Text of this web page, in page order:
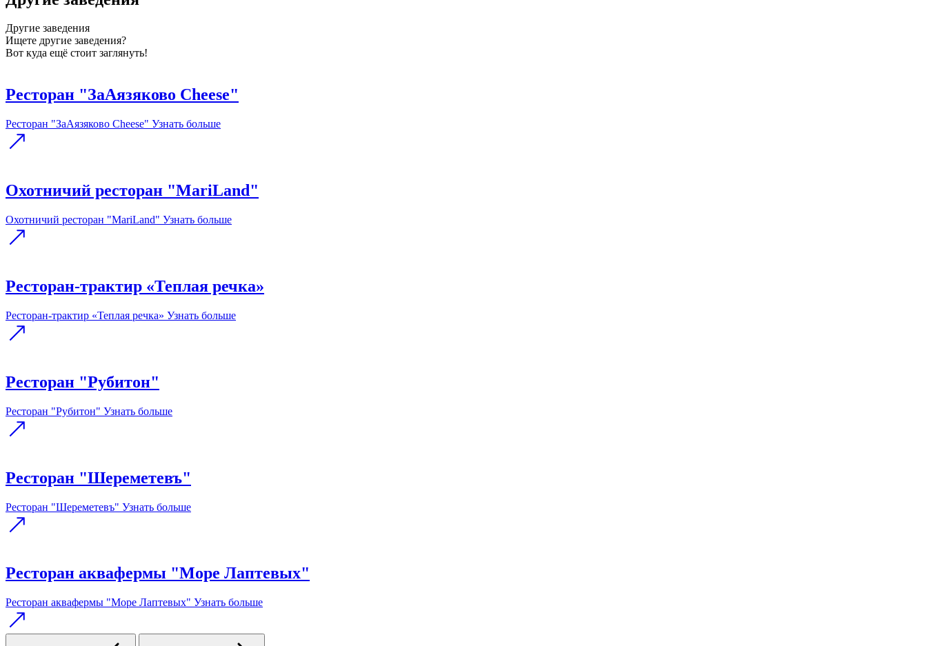
Другие заведения
Ищете другие заведения?
Вот куда ещё стоит заглянуть!
Ресторан "ЗаАязяково Cheese"
Ресторан "ЗаАязяково Cheese" Узнать больше
Охотничий ресторан "MariLand"
Охотничий ресторан "MariLand" Узнать больше
Ресторан-трактир «Теплая речка»
Ресторан-трактир «Теплая речка» Узнать больше
Ресторан "Рубитон"
Ресторан "Рубитон" Узнать больше
Ресторан "Шереметевъ"
Ресторан "Шереметевъ" Узнать больше
Ресторан аквафермы "Море Лаптевых"
Ресторан аквафермы "Море Лаптевых" Узнать больше